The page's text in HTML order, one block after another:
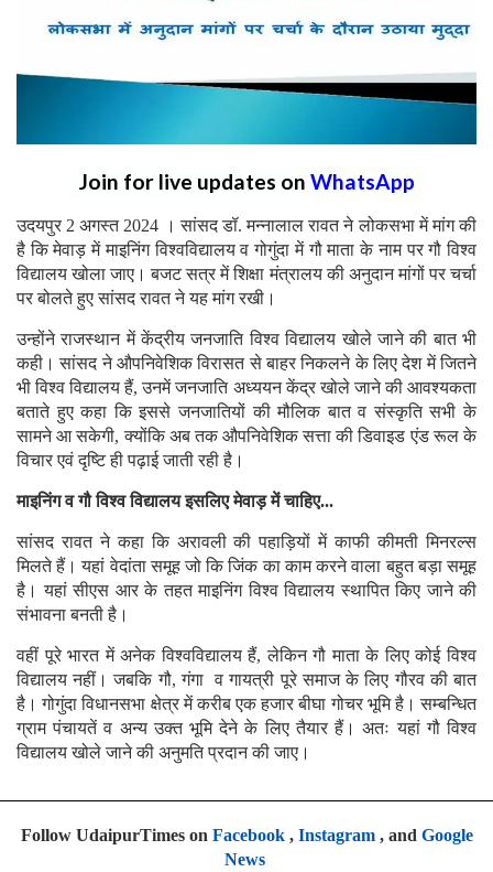
Join for live updates on WhatsApp
उदयपुर 2 अगस्त 2024 । सांसद डॉ. मन्नालाल रावत ने लोकसभा में मांग की
है कि मेवाड़ में माइनिंग विश्वविद्यालय व गोगुंदा में गौ माता के नाम पर गौ विश्व
विद्यालय खोला जाए। बजट सत्र में शिक्षा मंत्रालय की अनुदान मांगों पर चर्चा
पर बोलते हुए सांसद रावत ने यह मांग रखी।
उन्होंने राजस्थान में केंद्रीय जनजाति विश्व विद्यालय खोले जाने की बात भी
कही। सांसद ने औपनिवेशिक विरासत से बाहर निकलने के लिए देश में जितने
भी विश्व विद्यालय हैं, उनमें जनजाति अध्ययन केंद्र खोले जाने की आवश्यकता
बताते हुए कहा कि इससे जनजातियों की मौलिक बात व संस्कृति सभी के
सामने आ सकेगी, क्योंकि अब तक औपनिवेशिक सत्ता की डिवाइड एंड रूल के
विचार एवं दृष्टि ही पढ़ाई जाती रही है।
माइनिंग व गौ विश्व विद्यालय इसलिए मेवाड़ में चाहिए...
सांसद रावत ने कहा कि अरावली की पहाड़ियों में काफी कीमती मिनरल्स
मिलते हैं। यहां वेदांता समूह जो कि जिंक का काम करने वाला बहुत बड़ा समूह
है। यहां सीएस आर के तहत माइनिंग विश्व विद्यालय स्थापित किए जाने की
संभावना बनती है।
वहीं पूरे भारत में अनेक विश्वविद्यालय हैं, लेकिन गौ माता के लिए कोई विश्व
विद्यालय नहीं। जबकि गौ, गंगा व गायत्री पूरे समाज के लिए गौरव की बात
है। गोगुंदा विधानसभा क्षेत्र में करीब एक हजार बीघा गोचर भूमि है। सम्बन्धित
ग्राम पंचायतें व अन्य उक्त भूमि देने के लिए तैयार हैं। अतः यहां गौ विश्व
विद्यालय खोले जाने की अनुमति प्रदान की जाए।
Follow UdaipurTimes on Facebook, Instagram, and Google
News